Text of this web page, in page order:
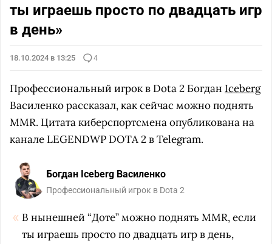
ты играешь просто по двадцать игр
в день»
18.10.2024 в 13:25 4
Профессиональный игрок в Dota 2 Богдан Iceberg
Василенко рассказал, как сейчас можно поднять
MMR. Цитата киберспортсмена опубликована на
канале LEGENDWP DOTA 2 в Telegram.
Богдан Iceberg Василенко
Профессиональный игрок в Dota 2
В нынешней “Доте” можно поднять MMR, если
ты играешь просто по двадцать игр в день,